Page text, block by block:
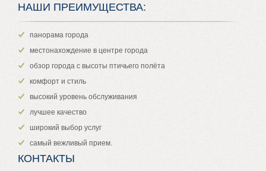
НАШИ ПРЕИМУЩЕСТВА:
панорама города
местонахождение в центре города
обзор города с высоты птичьего полёта
комфорт и стиль
высокий уровень обслуживания
лучшее качество
широкий выбор услуг
самый вежливый прием.
КОНТАКТЫ